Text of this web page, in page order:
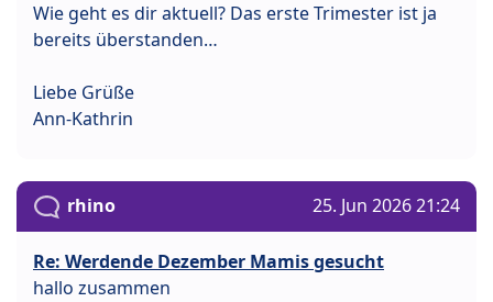
Wie geht es dir aktuell? Das erste Trimester ist ja
bereits überstanden…
Liebe Grüße
Ann-Kathrin
rhino 25. Jun 2026 21:24
Re: Werdende Dezember Mamis gesucht
hallo zusammen